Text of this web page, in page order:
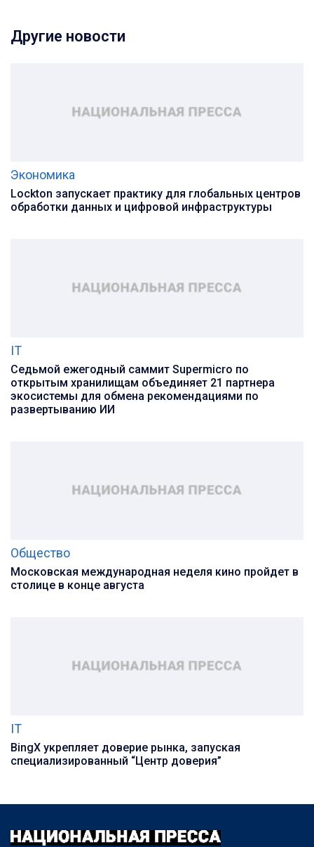
Другие новости
Экономика
Lockton запускает практику для глобальных центров
обработки данных и цифровой инфраструктуры
IT
Седьмой ежегодный саммит Supermicro по
открытым хранилищам объединяет 21 партнера
экосистемы для обмена рекомендациями по
развертыванию ИИ
Общество
Московская международная неделя кино пройдет в
столице в конце августа
IT
BingX укрепляет доверие рынка, запуская
специализированный “Центр доверия”